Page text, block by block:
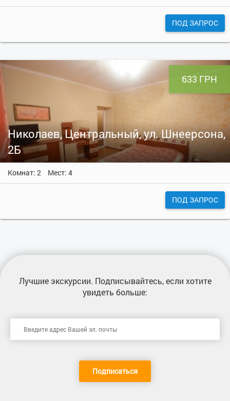
ПОД ЗАПРОС
633 ГРН
Николаев, Центральный, ул. Шнеерсона,
2Б
Комнат: 2 Мест: 4
ПОД ЗАПРОС
Лучшие экскурсии. Подписывайтесь, если хотите
увидеть больше:
Подписаться